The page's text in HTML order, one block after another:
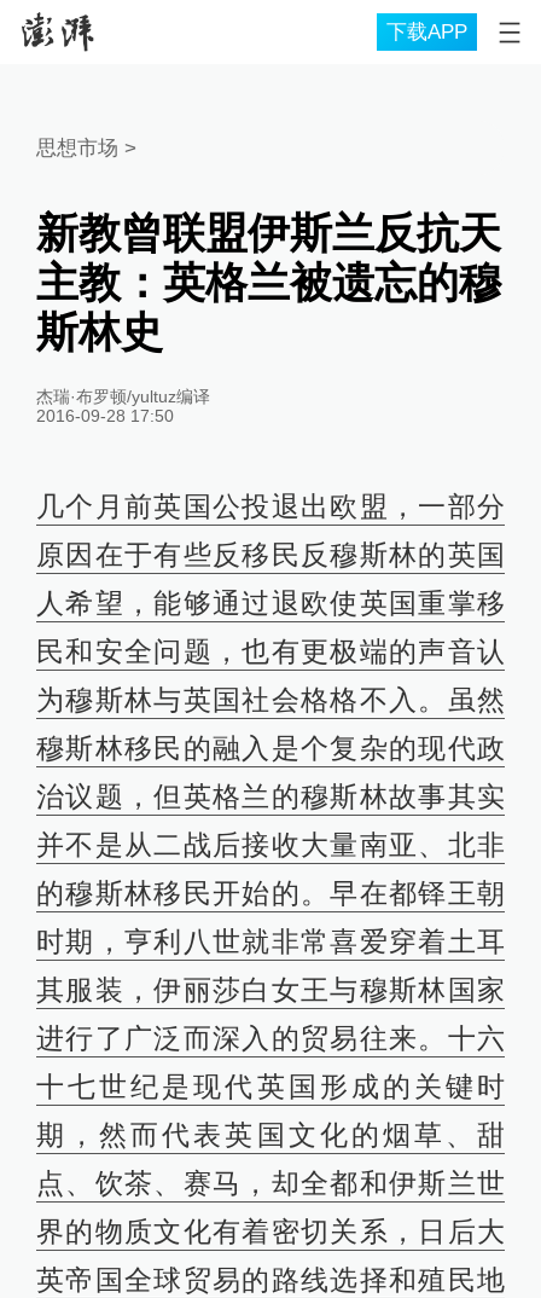
下载APP
思想市场 >
新教曾联盟伊斯兰反抗天
主教：英格兰被遗忘的穆
斯林史
杰瑞·布罗顿/yultuz编译
2016-09-28 17:50
几个月前英国公投退出欧盟，一部分
原因在于有些反移民反穆斯林的英国
人希望，能够通过退欧使英国重掌移
民和安全问题，也有更极端的声音认
为穆斯林与英国社会格格不入。虽然
穆斯林移民的融入是个复杂的现代政
治议题，但英格兰的穆斯林故事其实
并不是从二战后接收大量南亚、北非
的穆斯林移民开始的。早在都铎王朝
时期，亨利八世就非常喜爱穿着土耳
其服装，伊丽莎白女王与穆斯林国家
进行了广泛而深入的贸易往来。十六
十七世纪是现代英国形成的关键时
期，然而代表英国文化的烟草、甜
点、饮茶、赛马，却全都和伊斯兰世
界的物质文化有着密切关系，日后大
英帝国全球贸易的路线选择和殖民地